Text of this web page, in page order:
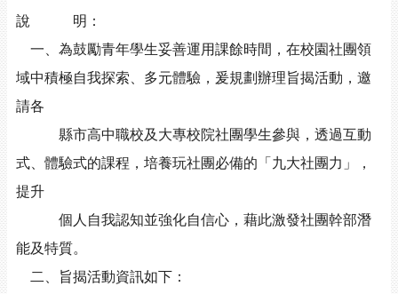
說 明：
一、為鼓勵青年學生妥善運用課餘時間，在校園社團領
域中積極自我探索、多元體驗，爰規劃辦理旨揭活動，邀
請各
縣市高中職校及大專校院社團學生參與，透過互動
式、體驗式的課程，培養玩社團必備的「九大社團力」，
提升
個人自我認知並強化自信心，藉此激發社團幹部潛
能及特質。
二、旨揭活動資訊如下：